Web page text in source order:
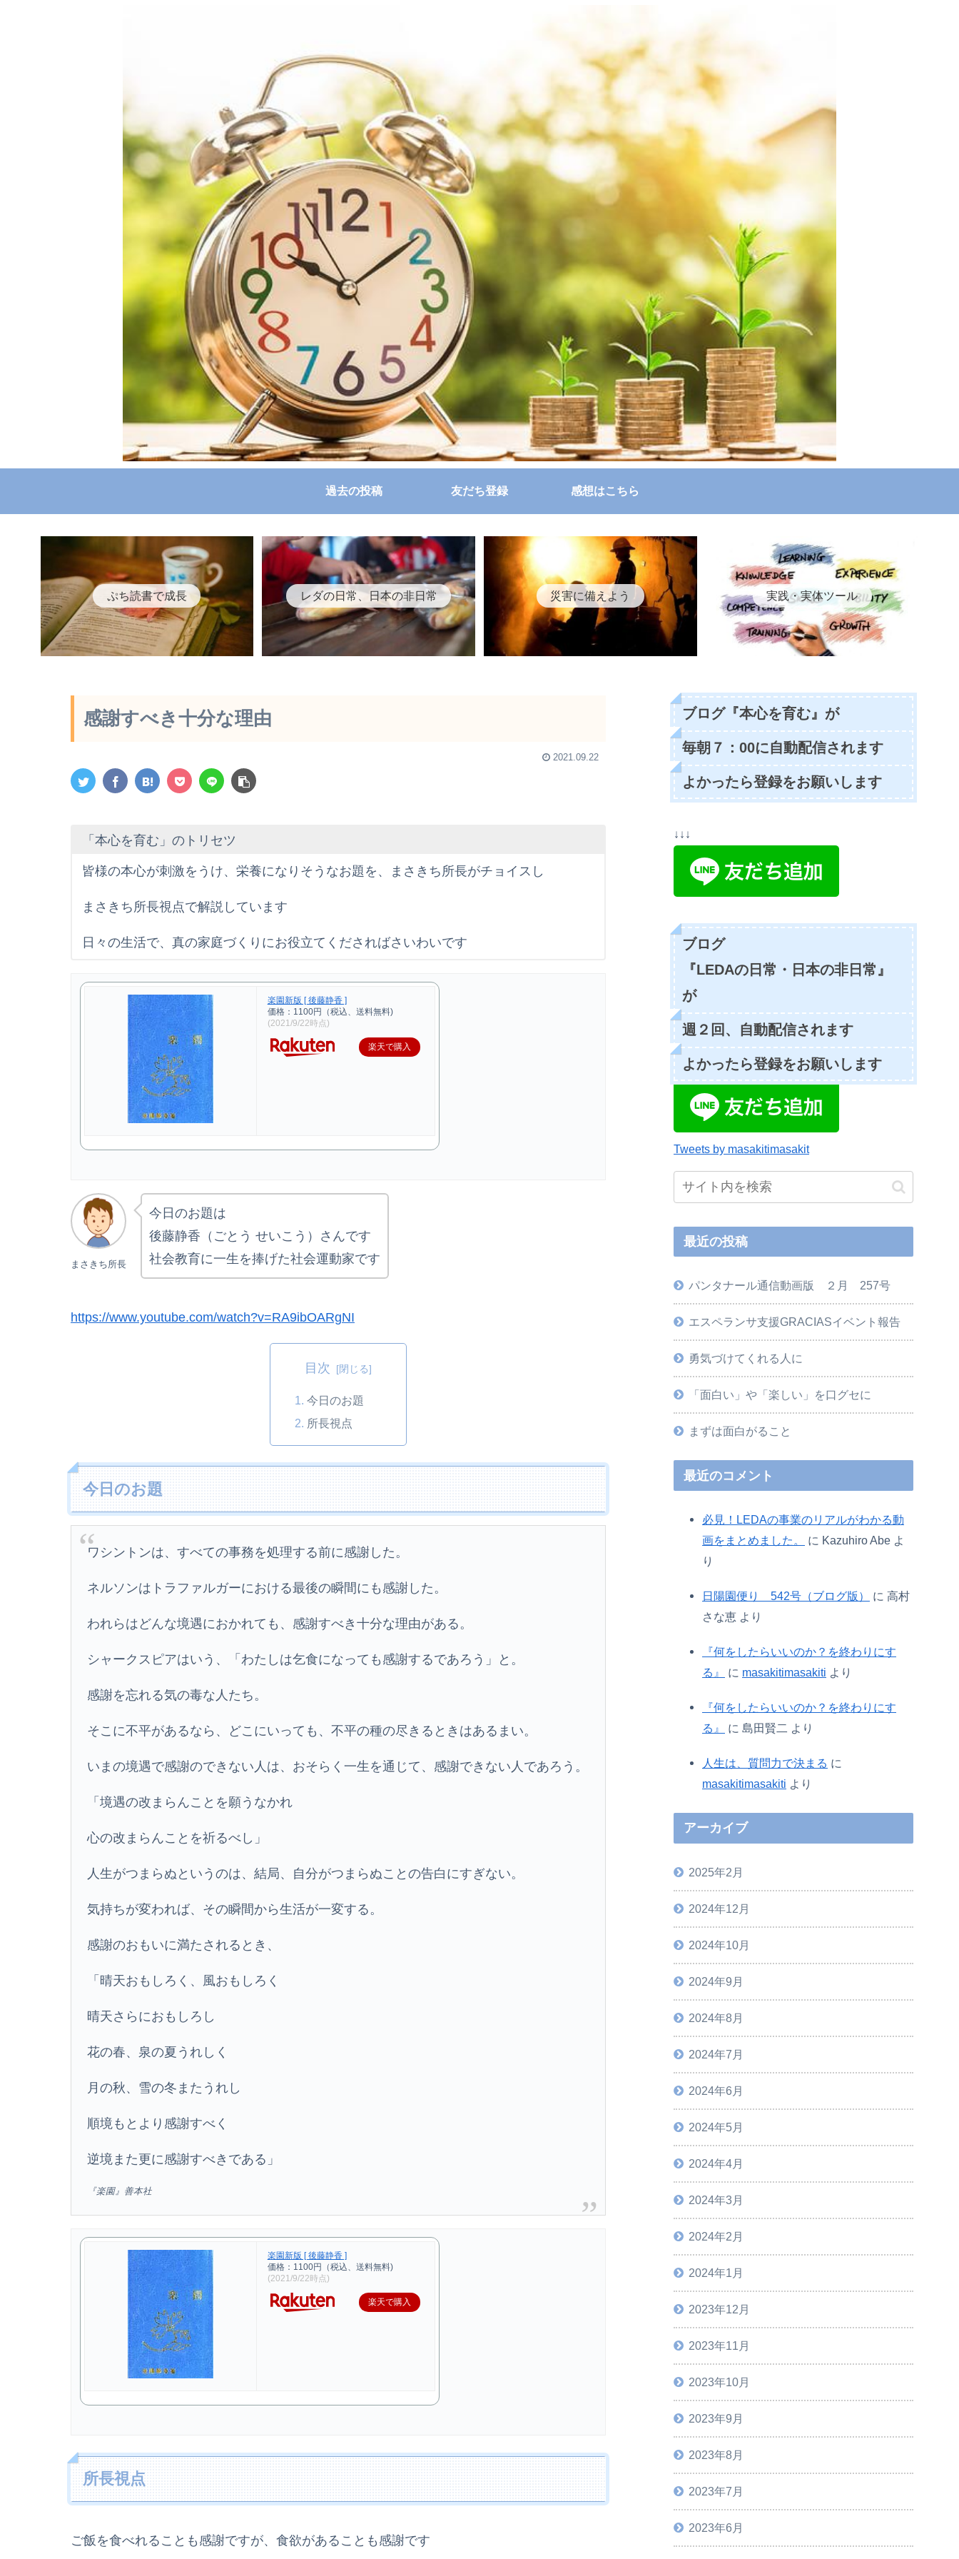
過去の投稿 友だち登録 感想はこちら
ぷち読書で成長 レダの日常、日本の非日常 災害に備えよう 実践・実体ツール
感謝すべき十分な理由
2021.09.22
「本心を育む」のトリセツ
皆様の本心が刺激をうけ、栄養になりそうなお題を、まさきち所長がチョイスし
まさきち所長視点で解説しています
日々の生活で、真の家庭づくりにお役立てくださればさいわいです
楽園新版 [ 後藤静香 ]
価格：1100円（税込、送料無料)
(2021/9/22時点)
楽天で購入
まさきち所長
今日のお題は
後藤静香（ごとう せいこう）さんです
社会教育に一生を捧げた社会運動家です
https://www.youtube.com/watch?v=RA9ibOARgNI
目次
今日のお題
所長視点
今日のお題
ワシントンは、すべての事務を処理する前に感謝した。
ネルソンはトラファルガーにおける最後の瞬間にも感謝した。
われらはどんな境遇におかれても、感謝すべき十分な理由がある。
シャークスピアはいう、「わたしは乞食になっても感謝するであろう」と。
感謝を忘れる気の毒な人たち。
そこに不平があるなら、どこにいっても、不平の種の尽きるときはあるまい。
いまの境遇で感謝のできない人は、おそらく一生を通じて、感謝できない人であろう。
「境遇の改まらんことを願うなかれ
心の改まらんことを祈るべし」
人生がつまらぬというのは、結局、自分がつまらぬことの告白にすぎない。
気持ちが変われば、その瞬間から生活が一変する。
感謝のおもいに満たされるとき、
「晴天おもしろく、風おもしろく
晴天さらにおもしろし
花の春、泉の夏うれしく
月の秋、雪の冬またうれし
順境もとより感謝すべく
逆境また更に感謝すべきである」
『楽園』善本社
楽園新版 [ 後藤静香 ]
価格：1100円（税込、送料無料)
(2021/9/22時点)
楽天で購入
所長視点
ご飯を食べれることも感謝ですが、食欲があることも感謝です
ブログ『本心を育む』が
毎朝７：00に自動配信されます
よかったら登録をお願いします
↓↓↓
ブログ
『LEDAの日常・日本の非日常』
が
週２回、自動配信されます
よかったら登録をお願いします
Tweets by masakitimasakit
最近の投稿
パンタナール通信動画版 ２月 257号
エスペランサ支援GRACIASイベント報告
勇気づけてくれる人に
「面白い」や「楽しい」を口グセに
まずは面白がること
最近のコメント
必見！LEDAの事業のリアルがわかる動
画をまとめました。
に Kazuhiro Abe よ
り
日陽園便り 542号（ブログ版） に 高村
さな恵 より
『何をしたらいいのか？を終わりにす
る』
に masakitimasakiti より
『何をしたらいいのか？を終わりにす
る』
に 島田賢二 より
人生は、質問力で決まる に
masakitimasakiti より
アーカイブ
2025年2月
2024年12月
2024年10月
2024年9月
2024年8月
2024年7月
2024年6月
2024年5月
2024年4月
2024年3月
2024年2月
2024年1月
2023年12月
2023年11月
2023年10月
2023年9月
2023年8月
2023年7月
2023年6月